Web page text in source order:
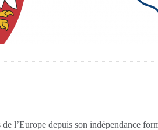
l’Europe depuis son indépendance